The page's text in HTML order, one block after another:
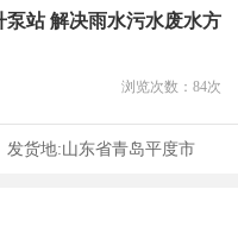
站 解决雨水污水废水方
浏览次数： 84次
发货地:山东省青岛平度市